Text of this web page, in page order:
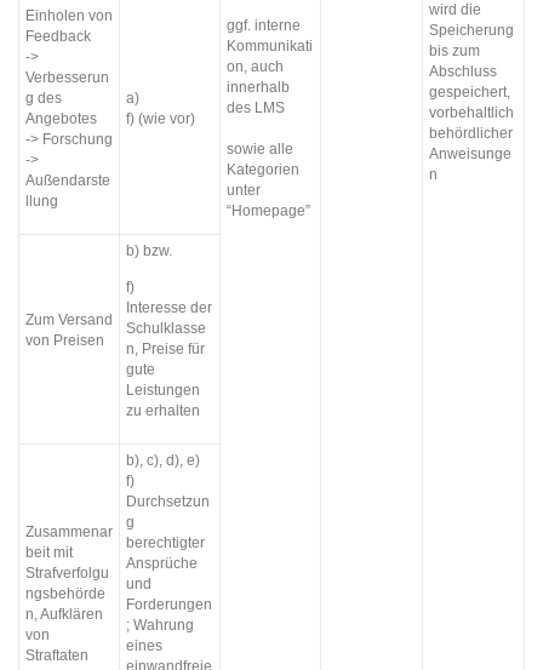
ggf. interne
Kommunikati
on, auch
innerhalb
des LMS
sowie alle
Kategorien
unter
“Homepage”
wird die
Speicherung
bis zum
Abschluss
gespeichert,
vorbehaltlich
behördlicher
Anweisunge
n
Einholen von
Feedback
->
Verbesserun
g des
Angebotes
-> Forschung
->
Außendarste
llung
a)
f) (wie vor)
Zum Versand
von Preisen
b) bzw.
f)
Interesse der
Schulklasse
n, Preise für
gute
Leistungen
zu erhalten
Zusammenar
beit mit
Strafverfolgu
ngsbehörde
n, Aufklären
von
Straftaten
b), c), d), e)
f)
Durchsetzun
g
berechtigter
Ansprüche
und
Forderungen
; Wahrung
eines
einwandfreie